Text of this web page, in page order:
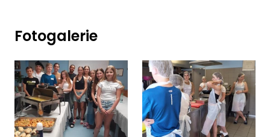
Fotogalerie